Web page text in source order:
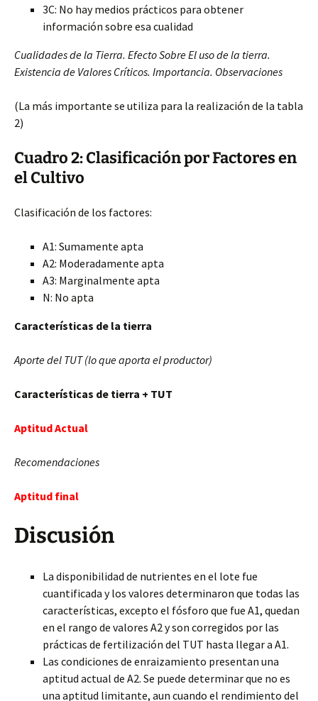
3C: No hay medios prácticos para obtener
información sobre esa cualidad
Cualidades de la Tierra. Efecto Sobre El uso de la tierra.
Existencia de Valores Críticos. Importancia. Observaciones
(La más importante se utiliza para la realización de la tabla
2)
Cuadro 2: Clasificación por Factores en
el Cultivo
Clasificación de los factores:
A1: Sumamente apta
A2: Moderadamente apta
A3: Marginalmente apta
N: No apta
Características de la tierra
Aporte del TUT (lo que aporta el productor)
Características de tierra + TUT
Aptitud Actual
Recomendaciones
Aptitud final
Discusión
La disponibilidad de nutrientes en el lote fue
cuantificada y los valores determinaron que todas las
características, excepto el fósforo que fue A1, quedan
en el rango de valores A2 y son corregidos por las
prácticas de fertilización del TUT hasta llegar a A1.
Las condiciones de enraizamiento presentan una
aptitud actual de A2. Se puede determinar que no es
una aptitud limitante, aun cuando el rendimiento del